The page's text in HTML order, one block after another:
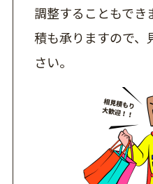
調整することもでき
積も承りますので、
さい。